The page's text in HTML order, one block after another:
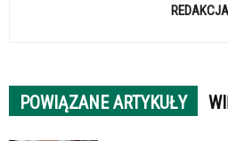
REDAKCJA
POWIĄZANE ARTYKUŁY